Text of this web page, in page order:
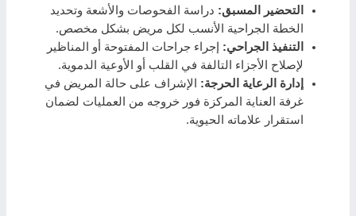
التحضير المسبق: دراسة الفحوصات والأشعة وتحديد
الخطة الجراحية الأنسب لكل مريض بشكل مخصص.
التنفيذ الجراحي: إجراء جراحات المفتوحة أو المناظير
لإصلاح الأجزاء التالفة في القلب أو الأوعية الدموية.
إدارة الرعاية الحرجة: الإشراف على حالة المريض في
غرفة العناية المركزة فور خروجه من العمليات لضمان
استقرار علاماته الحيوية.